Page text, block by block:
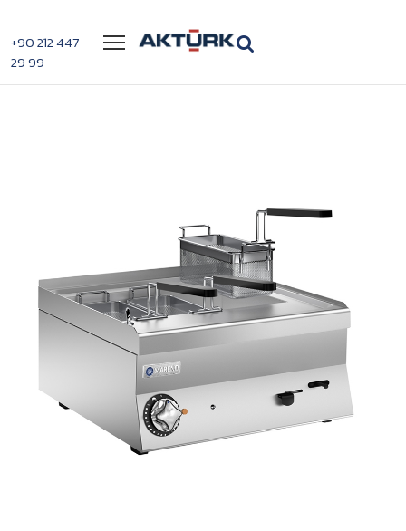
+90 212 447
29 99
Menü